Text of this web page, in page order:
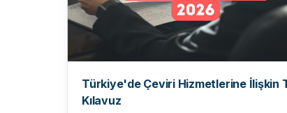
Türkiye'de Çeviri Hizmetlerine İlişkin
Kılavuz